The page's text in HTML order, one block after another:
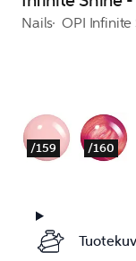
Nails OPI Infinite
/159 /160